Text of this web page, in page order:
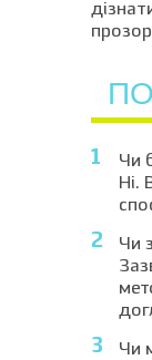
Чи
Ні.
Чи
Чи